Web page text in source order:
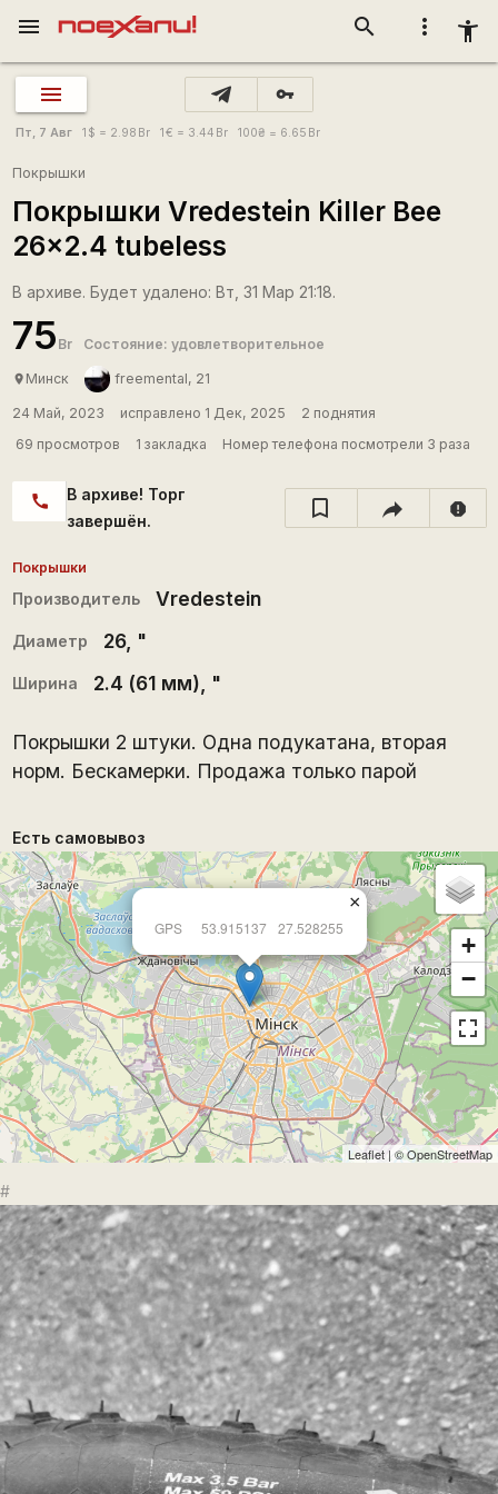
more_vert accessibility_new
search
menu
vpn_key
Пт, 7 Авг 1 $ = 2.98 Br 1€ = 3.44 Br 100₴ = 6.65 Br
Покрышки
Покрышки Vredestein Killer Bee
26x2.4 tubeless
В архиве. Будет удалено: Вт, 31 Мар 21:18.
75 Br Состояние: удовлетворительное
place Минск freemental, 21
24 Май, 2023 исправлено 1 Дек, 2025
2 поднятия
69 просмотров
1 закладка Номер телефона посмотрели 3 раза
call
В архиве! Торг
завершён.
report
Покрышки
Производитель Vredestein
Диаметр 26, "
Ширина 2.4 (61 мм) , "
Покрышки 2 штуки. Одна подукатана, вторая
норм. Бескамерки. Продажа только парой
Есть самовывоз
GPS 53.915137 27.528255
×
+
−
Leaflet| ©OpenStreetMap
#